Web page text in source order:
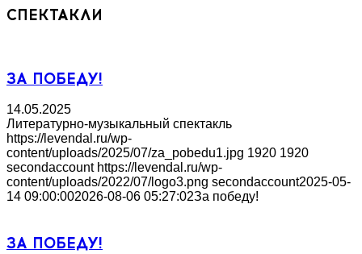
СПЕКТАКЛИ
ЗА ПОБЕДУ!
14.05.2025
Литературно-музыкальный спектакль
https://levendal.ru/wp-
content/uploads/2025/07/za_pobedu1.jpg 1920 1920
secondaccount https://levendal.ru/wp-
content/uploads/2022/07/logo3.png secondaccount2025-05-
14 09:00:002026-08-06 05:27:02За победу!
ЗА ПОБЕДУ!